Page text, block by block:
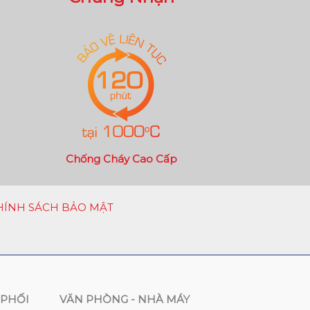
Chống Cháy Cao Cấp
SÁCH BẢO MẬT
VĂN PHÒNG - NHÀ MÁY